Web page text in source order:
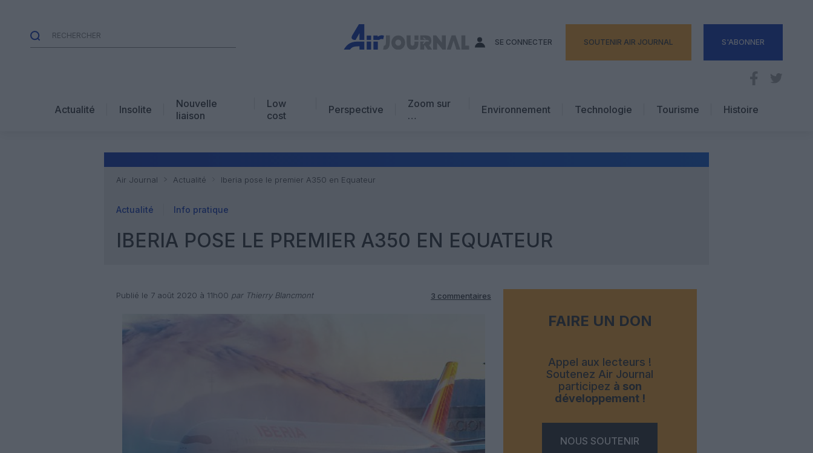
SE CONNECTER SOUTENIR AIR JOURNAL S'ABONNER
Actualité Insolite
Nouvelle
liaison
Low
cost
Perspective
Zoom sur
…
Environnement Technologie
Tourisme
Hôtellerie
Histoire
Air Journal Actualité Iberia pose le premier A350 en Equateur
Actualité Info pratique
IBERIA POSE LE PREMIER A350 EN EQUATEUR
Publié le 7 août 2020 à 11h00 par Thierry Blancmont 3 commentaires
FAIRE UN DON
Appel aux lecteurs !
Soutenez Air Journal
participez à son
développement !
NOUS SOUTENIR